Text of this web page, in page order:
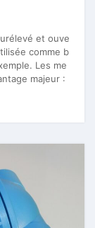
et ouve
comme b
Les me
majeur :